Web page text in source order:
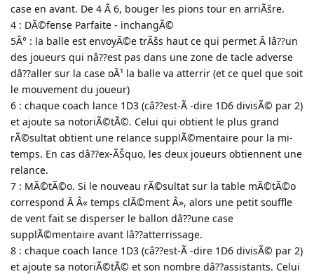
case en avant. De 4 Ã 6, bouger les pions tour en arriÃšre.
4 : DÃ©fense Parfaite - inchangÃ©
5Â° : la balle est envoyÃ©e trÃšs haut ce qui permet Ã lâ??un
des joueurs qui nâ??est pas dans une zone de tacle adverse
dâ??aller sur la case oÃ¹ la balle va atterrir (et ce quel que soit
le mouvement du joueur)
6 : chaque coach lance 1D3 (câ??est-Ã -dire 1D6 divisÃ© par 2)
et ajoute sa notoriÃ©tÃ©. Celui qui obtient le plus grand
rÃ©sultat obtient une relance supplÃ©mentaire pour la mi-
temps. En cas dâ??ex-ÃŠquo, les deux joueurs obtiennent une
relance.
7 : MÃ©tÃ©o. Si le nouveau rÃ©sultat sur la table mÃ©tÃ©o
correspond Ã Â« temps clÃ©ment Â», alors une petit souffle
de vent fait se disperser le ballon dâ??une case
supplÃ©mentaire avant lâ??atterrissage.
8 : chaque coach lance 1D3 (câ??est-Ã -dire 1D6 divisÃ© par 2)
et ajoute sa notoriÃ©tÃ© et son nombre dâ??assistants. Celui